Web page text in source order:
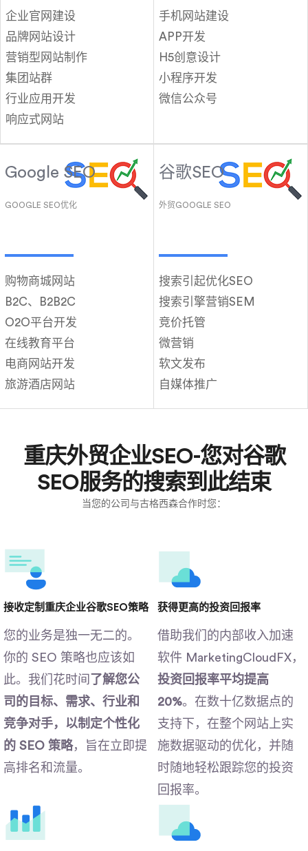
企业官网建设
品牌网站设计
营销型网站制作
集团站群
行业应用开发
响应式网站
手机网站建设
APP开发
H5创意设计
小程序开发
微信公众号
Google SEO
GOOGLE SEO优化
购物商城网站
B2C、B2B2C
O2O平台开发
在线教育平台
电商网站开发
旅游酒店网站
谷歌SEO
外贸GOOGLE SEO
搜索引起优化SEO
搜索引擎营销SEM
竞价托管
微营销
软文发布
自媒体推广
重庆外贸企业SEO-您对谷歌
SEO服务的搜索到此结束
当您的公司与古格西森合作时您：
接收定制重庆企业谷歌SEO策略
您的业​​务是独一无二的。
你的 SEO 策略也应该如
此。我们花时间
了解您公
司的目标、需求、行业和
竞争对手，以制定个性化
的 SEO 策略，旨在立即提
高排名和流量。
获得更高的投资回报率
借助我们的内部收入加速
软件 MarketingCloudFX，
投资回报率平均提高
20%。在数十亿数据点的
支持下，在整个网站上实
施数据驱动的优化，并随
时随地轻松跟踪您的投资
回报率。